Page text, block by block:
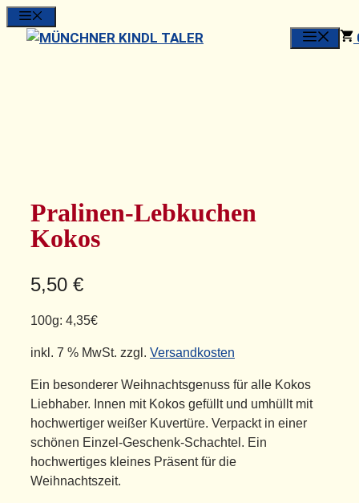
Zum
Inhalt
Pralinen-Lebkuchen
Kokos
5,50 €
100g: 4,35€
inkl. 7 % MwSt. zzgl. Versandkosten
Ein besonderer Weihnachtsgenuss für alle Kokos
Liebhaber. Innen mit Kokos gefüllt und umhüllt mit
hochwertiger weißer Kuvertüre. Verpackt in einer
schönen Einzel-Geschenk-Schachtel. Ein
hochwertiges kleines Präsent für die
Weihnachtszeit.